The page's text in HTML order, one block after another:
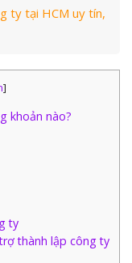
ty tại HCM uy tín,
]
khoản nào?
ty
thành lập công ty